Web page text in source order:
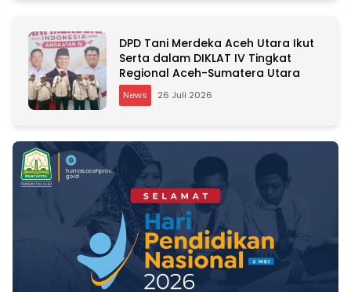
DPD Tani Merdeka Aceh Utara Ikut
Serta dalam DIKLAT IV Tingkat
Regional Aceh-Sumatera Utara
News 26 Juli 2026